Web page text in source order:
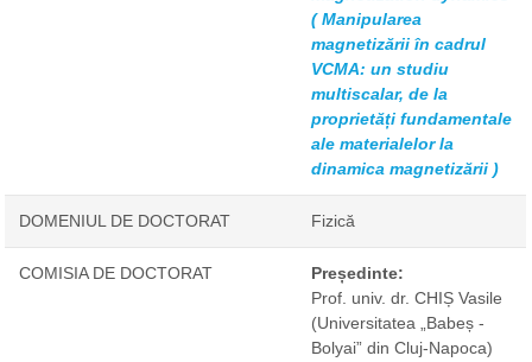
( Manipularea
magnetizării în cadrul
VCMA: un studiu
multiscalar, de la
proprietăți fundamentale
ale materialelor la
dinamica magnetizării )
DOMENIUL DE DOCTORAT Fizică
COMISIA DE DOCTORAT
Președinte:
Prof. univ. dr. CHIȘ Vasile
(Universitatea „Babeș -
Bolyai” din Cluj-Napoca)